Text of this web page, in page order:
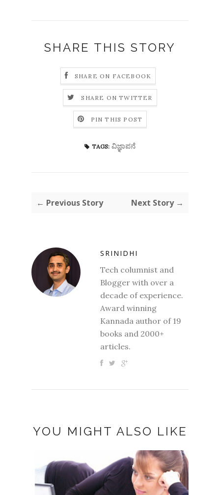
SHARE THIS STORY
SHARE ON FACEBOOK
SHARE ON TWITTER
PIN THIS POST
TAGS: ವಿಜ್ಞಾಪನೆ
← Previous Story Next Story →
SRINIDHI
Tech columnist and
Blogger with over a
decade of experience.
Award winning
Kannada author of 19
books and 2000+
articles.
YOU MIGHT ALSO LIKE